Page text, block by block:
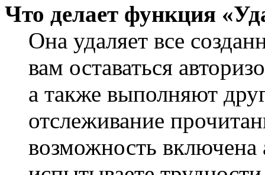
Что делает функция
Она удаляет все
вам оставаться
а также выполняют
отслеживание
возможность